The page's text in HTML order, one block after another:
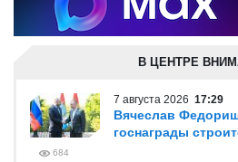
В ЦЕНТРЕ
7 августа 2026 17:29
Вячеслав
госнаграды
684